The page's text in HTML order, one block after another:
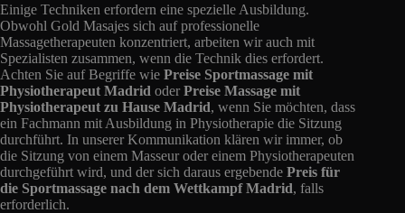
Einige Techniken erfordern eine spezielle Ausbildung.
Obwohl Gold Masajes sich auf professionelle
Massagetherapeuten konzentriert, arbeiten wir auch mit
Spezialisten zusammen, wenn die Technik dies erfordert.
Achten Sie auf Begriffe wie Preise Sportmassage mit
Physiotherapeut Madrid oder Preise Massage mit
Physiotherapeut zu Hause Madrid, wenn Sie möchten, dass
ein Fachmann mit Ausbildung in Physiotherapie die Sitzung
durchführt. In unserer Kommunikation klären wir immer, ob
die Sitzung von einem Masseur oder einem Physiotherapeuten
durchgeführt wird, und der sich daraus ergebende Preis für
die Sportmassage nach dem Wettkampf Madrid, falls
erforderlich.